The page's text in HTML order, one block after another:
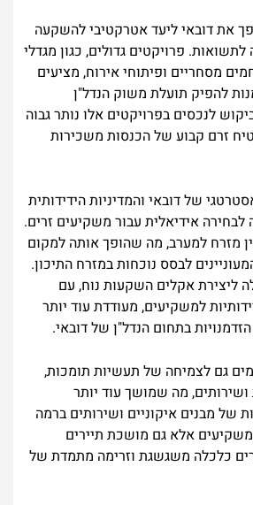
את דובאי ליעד אטרקטיבי להשקעה
פרויקטים גדולים, כגון מגדלי
מסחריים ופיתוחי אירוח, מציעים
להפיק תועלת משוק הנדל"ן
לנכסים בפרויקטים אלו נותר גבוה
זרם קבוע של הכנסות משכירות
של דובאי והמדיניות הידידותית
אידיאלית עבור משקיעים זרים.
מזרח למערב, מה שהופך אותה למקום
לבסס נוכחות במזרח התיכון.
ליצירת אקלים השקעות נוח, עם
למשקיעים, מעודדת עוד יותר
בתחום הנדל"ן של דובאי.
גם לצמיחה של תעשיות תומכות,
ושירותים, מה שמושך עוד יותר
של מבנים איקוניים ושירותים ברמה
אלא גם מושכת תיירים
כלכלה משגשגת וזרימה מתמדת של